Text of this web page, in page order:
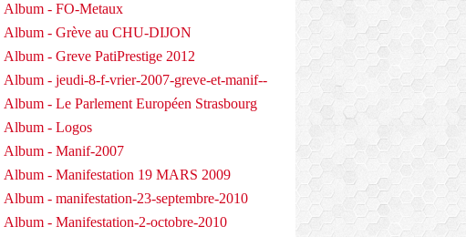
Album - FO-Metaux
Album - Grève au CHU-DIJON
Album - Greve PatiPrestige 2012
Album - jeudi-8-f-vrier-2007-greve-et-manif--
Album - Le Parlement Européen Strasbourg
Album - Logos
Album - Manif-2007
Album - Manifestation 19 MARS 2009
Album - manifestation-23-septembre-2010
Album - Manifestation-2-octobre-2010